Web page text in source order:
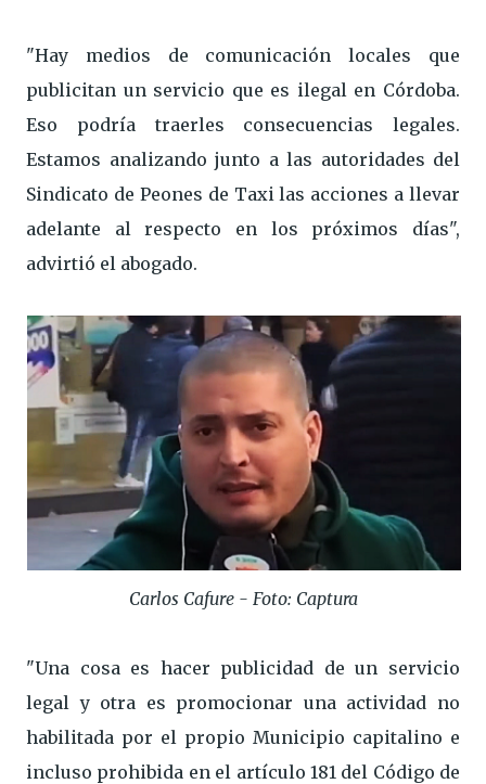
"Hay medios de comunicación locales que
publicitan un servicio que es ilegal en Córdoba.
Eso podría traerles consecuencias legales.
Estamos analizando junto a las autoridades del
Sindicato de Peones de Taxi las acciones a llevar
adelante al respecto en los próximos días",
advirtió el abogado.
Carlos Cafure - Foto: Captura
"Una cosa es hacer publicidad de un servicio
legal y otra es promocionar una actividad no
habilitada por el propio Municipio capitalino e
incluso prohibida en el artículo 181 del Código de